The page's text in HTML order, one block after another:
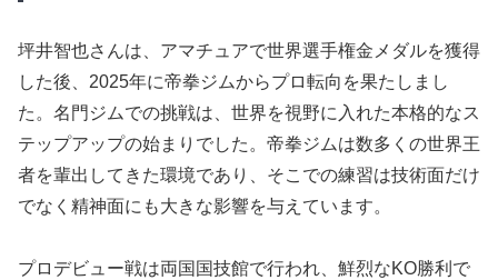
坪井智也さんは、アマチュアで世界選手権金メダルを獲得
した後、2025年に帝拳ジムからプロ転向を果たしまし
た。名門ジムでの挑戦は、世界を視野に入れた本格的なス
テップアップの始まりでした。帝拳ジムは数多くの世界王
者を輩出してきた環境であり、そこでの練習は技術面だけ
でなく精神面にも大きな影響を与えています。
プロデビュー戦は両国国技館で行われ、鮮烈なKO勝利で